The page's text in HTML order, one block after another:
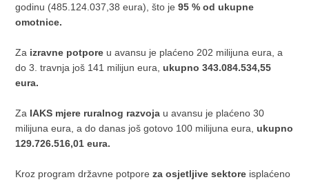
godinu (485.124.037,38 eura), što je95 % od ukupne
omotnice.
Za izravne potpore u avansu je plaćeno 202 milijuna eura, a
do 3. travnja još 141 milijun eura,ukupno 343.084.534,55
eura.
Za IAKS mjere ruralnog razvoja u avansu je plaćeno 30
milijuna eura, a do danas još gotovo 100 milijuna eura,ukupno
129.726.516,01 eura.
Kroz program državne potporeza osjetljive sektore isplaćeno